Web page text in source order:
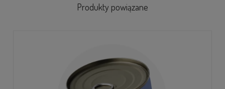
Produkty powiązane